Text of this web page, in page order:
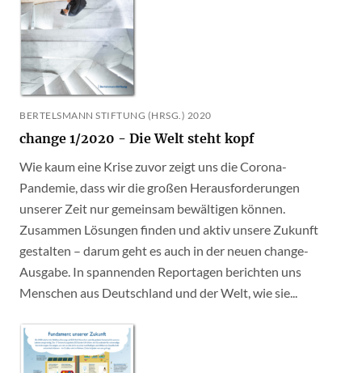
BERTELSMANN STIFTUNG (HRSG.) 2020
change 1/2020 - Die Welt steht kopf
Wie kaum eine Krise zuvor zeigt uns die Corona-
Pandemie, dass wir die großen Herausforderungen
unserer Zeit nur gemeinsam bewältigen können.
Zusammen Lösungen finden und aktiv unsere Zukunft
gestalten – darum geht es auch in der neuen change-
Ausgabe. In spannenden Reportagen berichten uns
Menschen aus Deutschland und der Welt, wie sie...